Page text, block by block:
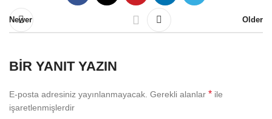
Newer Older
BIR YANIT YAZIN
E-posta adresiniz yayınlanmayacak. Gerekli alanlar * ile
işaretlenmişlerdir